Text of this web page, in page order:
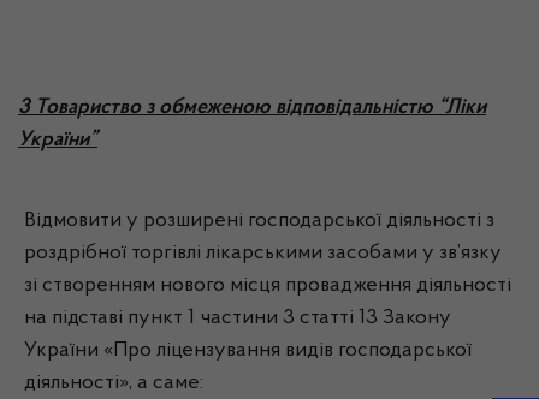
3 Товариство з обмеженою відповідальністю “Ліки
України”
Відмовити у розширені господарської діяльності з
роздрібної торгівлі лікарськими засобами у зв’язку
зі створенням нового місця провадження діяльності
на підставі пункт 1 частини 3 статті 13 Закону
України «Про ліцензування видів господарської
діяльності», а саме: